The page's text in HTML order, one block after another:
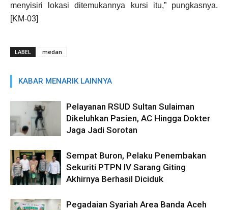
menyisiri lokasi ditemukannya kursi itu,” pungkasnya.
[KM-03]
LABEL medan
KABAR MENARIK LAINNYA
Pelayanan RSUD Sultan Sulaiman
Dikeluhkan Pasien, AC Hingga Dokter
Jaga Jadi Sorotan
Sempat Buron, Pelaku Penembakan
Sekuriti PTPN IV Sarang Giting
Akhirnya Berhasil Diciduk
Pegadaian Syariah Area Banda Aceh